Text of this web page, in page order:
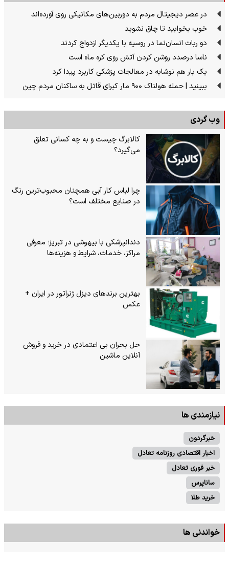
در عصر دیجیتال مردم به دوربین‌های مکانیکی روی آورده‌اند
خوب بخوابید تا چاق نشوید
دو ربات انسان‌نما در روسیه با یکدیگر ازدواج کردند
ناسا درصدد روشن کردن آتش روی کره ماه است
یک بار هم نوشابه در معالجات پزشکی کاربرد پیدا کرد
ببینید | حمله هولناک ۹۰۰ مار کبرای قاتل به ساکنان مردم چین
وب گردی
کالابرگ چیست و به چه کسانی تعلق
می‌گیرد؟
چرا لباس کار آبی همچنان محبوب‌ترین رنگ
در صنایع مختلف است؟
دندانپزشکی با بیهوشی در تبریز؛ معرفی
مراکز، خدمات، شرایط و هزینه‌ها
بهترین برندهای دیزل ژنراتور در ایران +
عکس
حل بحران بی‌ اعتمادی در خرید و فروش
آنلاین ماشین
نیازمندی ها
خبرگردون
اخبار اقتصادی روزنامه تعادل
خبر فوری تعادل
ساناپرس
خرید طلا
خواندنی ها